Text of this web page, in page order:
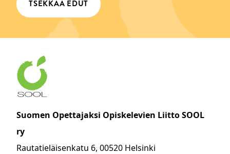
TSEKKAA EDUT
Suomen Opettajaksi Opiskelevien Liitto SOOL
ry
Rautatieläisenkatu 6, 00520 Helsinki